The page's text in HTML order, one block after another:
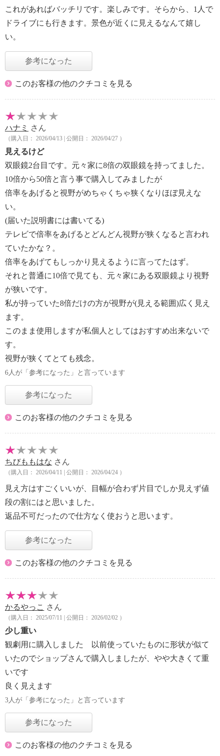
これがあればバッチリです。楽しみです。そらから、1人で
ドライブにも行きます。景色が近くに見えるなんて嬉し
い。
参考になった
このお客様の他のクチコミを見る
ハナミ さん
（購入日： 2026/04/13 | 公開日： 2026/04/27 ）
見えるけど
双眼鏡2台目です。元々家に8倍の双眼鏡を持ってました。
10倍から50倍と言う事で購入してみましたが
倍率をあげると視野がめちゃくちゃ狭くなりほぼ見えな
い。
(届いた説明書には書いてる)
テレビで倍率をあげるとどんどん視野が狭くなると言われ
ていたかな？。
倍率をあげてもしっかり見えるように言ってたはず。
それと普通に10倍で見ても、元々家にある双眼鏡より視野
が狭いです。
私が持っていた8倍だけの方が視野が(見える範囲)広く見え
ます。
このまま使用しますが私個人としてはおすすめ出来ないで
す。
視野が狭くてとても残念。
6人が「参考になった」と言っています
参考になった
このお客様の他のクチコミを見る
ちびももはな さん
（購入日： 2026/04/11 | 公開日： 2026/04/24 ）
見え方はすごくいいが、目幅が合わず片目でしか見えず値
段の割にはと思いました。
返品不可だったので仕方なく使おうと思います。
参考になった
このお客様の他のクチコミを見る
かるやっこ さん
（購入日： 2025/07/11 | 公開日： 2026/02/02 ）
少し重い
観劇用に購入しました 以前使っていたものに形状が似て
いたのでショップさんで購入しましたが、やや大きくて重
いです
良く見えます
3人が「参考になった」と言っています
参考になった
このお客様の他のクチコミを見る